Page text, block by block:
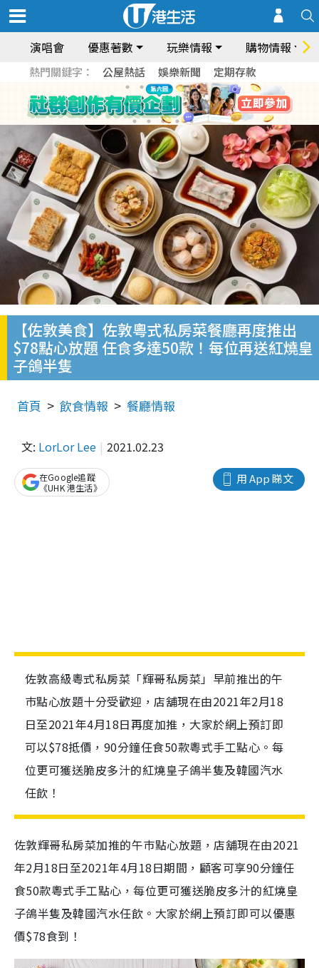
演唱會 優惠著數 玩樂情報 購物情報
熱門關鍵字： 公屋熱話 娛樂新聞 定期存款
【佐敦美食】佐敦粵式私房菜餐廳再度推出
$78點心放題 任食多達50款！每位再送紅燒皇
子鴿半隻
首頁 飲食情報 餐廳情報
文: LorLor Lee 2021.02.23
用 App 睇文
在Google追蹤
《UHK 港生活》
佐敦高級粵式私房菜「輝哥私房菜」早前推出的午
巿點心放題十分受歡迎，店舖現在由2021年2月18
日至2021年4月18日再度加推，大家於網上預訂即
可以$78抵價，90分鐘任食50款粵式手工點心。每
位更可獲送脆皮多汁的紅燒皇子鴿半隻及韓國汽水
任飲！
佐敦輝哥私房菜加推的午巿點心放題，店舖現在由2021
年2月18日至2021年4月18日期間，顧客可享90分鐘任
食50款粵式手工點心，每位更可獲送脆皮多汁的紅燒皇
子鴿半隻及韓國汽水任飲。大家於網上預訂即可以優惠
價$78食到！